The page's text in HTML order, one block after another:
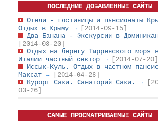
ПОСЛЕДНИЕ ДОБАВЛЕННЫЕ САЙТЫ
Отели - гостиницы и пансионаты
Отдых в Крыму →
[2014-09-15]
Два Банана - Экскурсии в
[2014-08-20]
Отдых на берегу Тирренского моря в
Италии частный сектор →
[2014-07-20]
Иссык-Куль. Отдых в частном
Максат →
[2014-04-28]
Курорт Саки. Санаторий Саки. →
03-26]
САМЫЕ ПРОСМАТРИВАЕМЫЕ САЙТЫ